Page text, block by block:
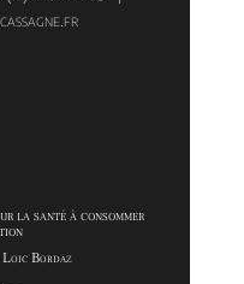
la santé à consommer
Bordaz